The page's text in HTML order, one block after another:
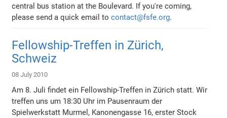
central bus station at the Boulevard. If you're coming,
please send a quick email tocontact@fsfe.org.
Fellowship-Treffen in Zürich,
Schweiz
08 July 2010
Am 8. Juli findet ein Fellowship-Treffen in Zürich statt. Wir
treffen uns um 18:30 Uhr im Pausenraum der
Spielwerkstatt Murmel, Kanonengasse 16, erster Stock